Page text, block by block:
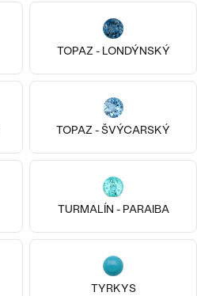
TOPAZ - LONDÝNSKÝ
TOPAZ - ŠVÝCARSKÝ
TURMALÍN - PARAIBA
TYRKYS
Andine
1 090 Kč